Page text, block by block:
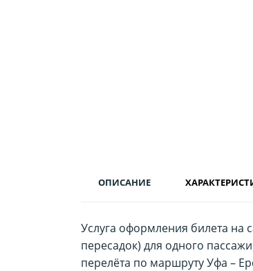
ОПИСАНИЕ
Услуга оформления билета на
пересадок) для одного
перелёта по маршруту Уфа –